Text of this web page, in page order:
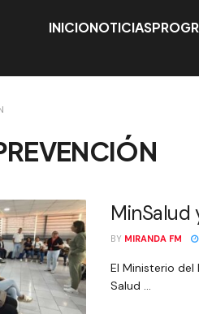
INICIONOTICIAS
MinSalud
BY MIRANDA FM
El Ministerio del
Salud ...